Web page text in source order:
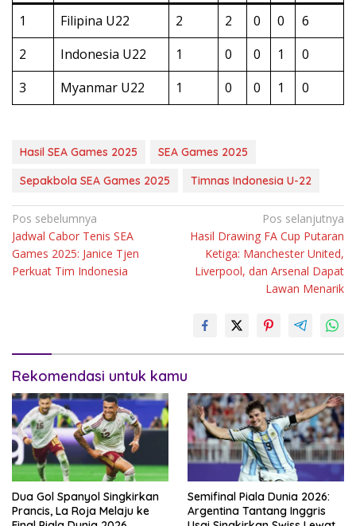
1
Filipina U22 2 2 0 0
6
2
Indonesia U22 1 0 0 1
0
3
Myanmar U22 1 0 0 1 0
Hasil SEA Games 2025
SEA Games 2025
Sepakbola SEA Games 2025
Timnas Indonesia U-22
Navigasi
pos
Pos sebelumnya
Jadwal Cabor Tenis SEA
Games 2025: Janice Tjen
Perkuat Tim Indonesia
Pos selanjutnya
Hasil Drawing FA Cup Putaran
Ketiga: Manchester United,
Liverpool, dan Arsenal Dapat
Lawan Menarik
Rekomendasi untuk kamu
Dua Gol Spanyol Singkirkan
Prancis, La Roja Melaju ke
Semifinal Piala Dunia 2026:
Argentina Tantang Inggris